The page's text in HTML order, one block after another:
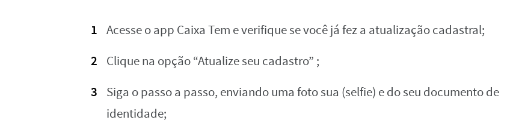
Acesse o app Caixa Tem e verifique se você já fez a atualização cadastral;
Clique na opção “Atualize seu cadastro” ;
Siga o passo a passo, enviando uma foto sua (selfie) e do seu documento de
identidade;